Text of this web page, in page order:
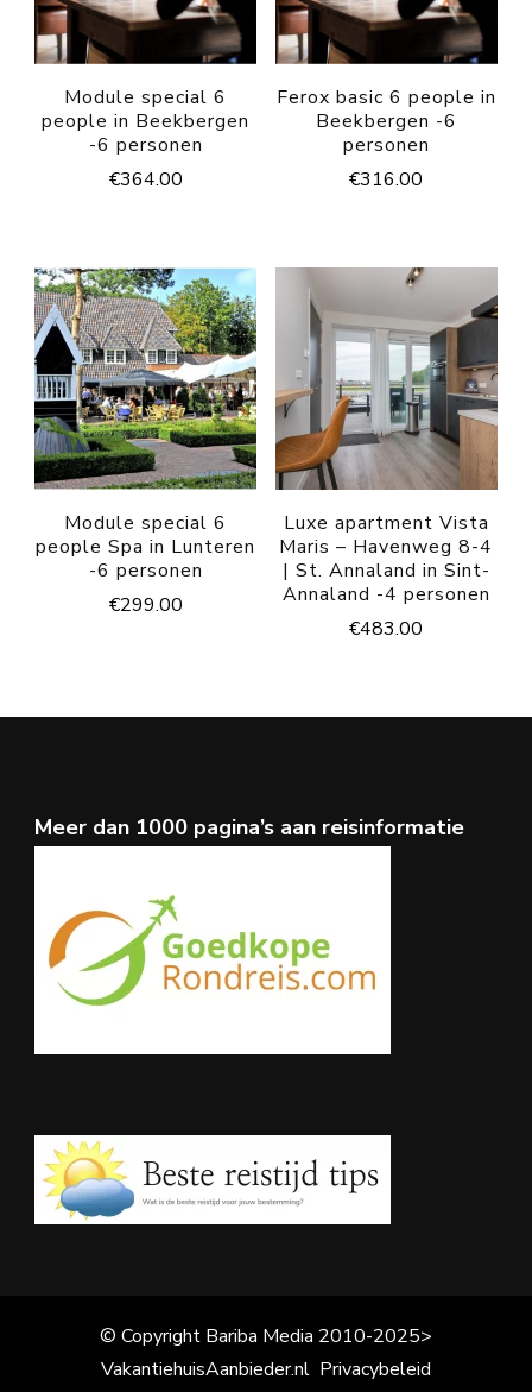
Module special 6
people in Beekbergen
-6 personen
€364.00
Ferox basic 6 people in
Beekbergen -6
personen
€316.00
Module special 6
people Spa in Lunteren
-6 personen
€299.00
Luxe apartment Vista
Maris – Havenweg 8-4
| St. Annaland in Sint-
Annaland -4 personen
€483.00
Meer dan 1000 pagina’s aan reisinformatie
© Copyright Bariba Media 2010-2025>
VakantiehuisAanbieder.nl Privacybeleid